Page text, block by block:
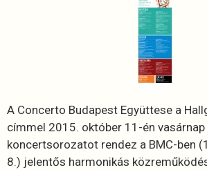
A Concerto Budapest Együttese a
címmel 2015. október 11-én
koncertsorozatot rendez a BMC-ben
8.) jelentős harmonikás